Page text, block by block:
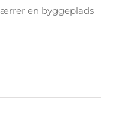
en byggeplads